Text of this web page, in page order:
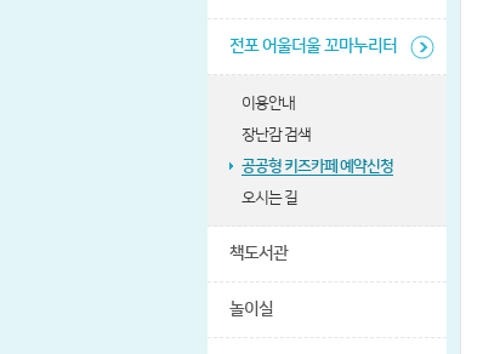
전포 어울더울 꼬마누리터
이용안내
장난감 검색
공공형 키즈카페 예약신청
오시는 길
책도서관
놀이실